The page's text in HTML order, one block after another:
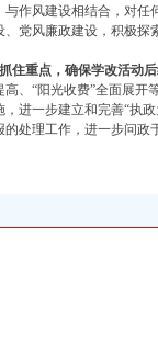
与作风建设相结合，对任
、党风廉政建设，积极探
住重点，确保学改活动后
高、“阳光收费”全面展
，进一步建立和完善“执
的处理工作，进一步问政